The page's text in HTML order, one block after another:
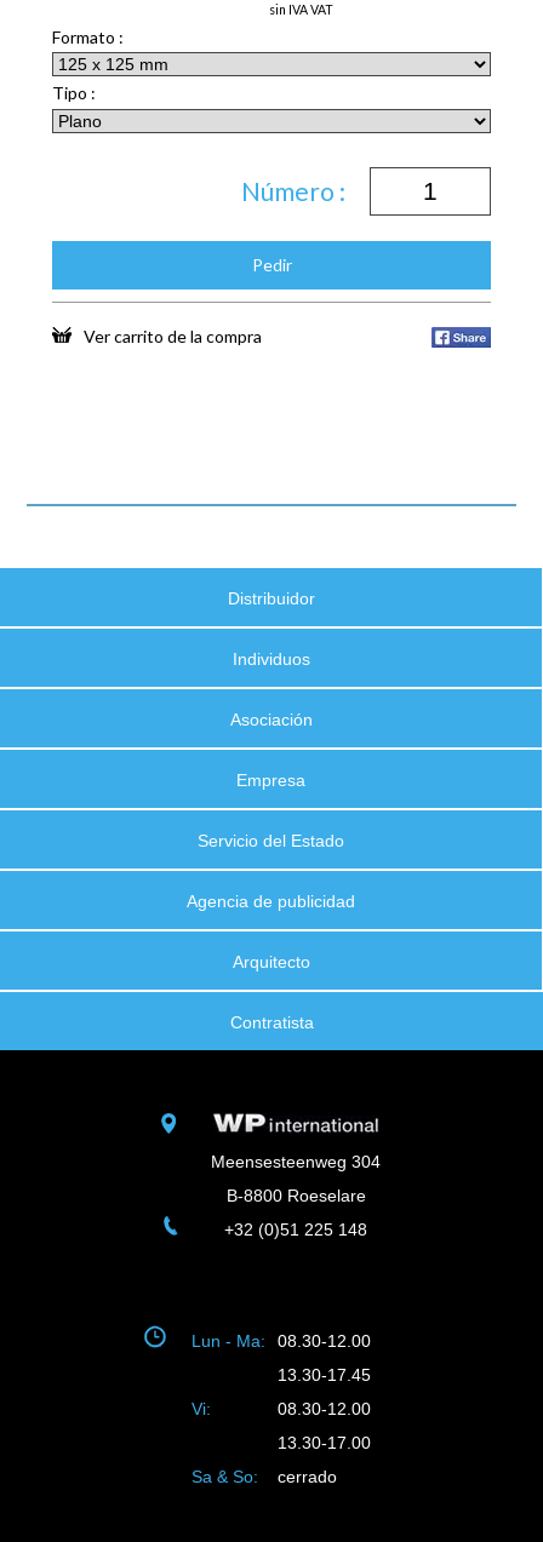
sin IVA VAT
Formato :
Tipo :
Número :
Pedir
Ver carrito de la compra
Distribuidor
Individuos
Asociación
Empresa
Servicio del Estado
Agencia de publicidad
Arquitecto
Contratista
Meensesteenweg 304
B-8800 Roeselare
+32 (0)51 225 148
Lun - Ma:
08.30-12.00
13.30-17.45
Vi:
08.30-12.00
13.30-17.00
Sa & So:
cerrado